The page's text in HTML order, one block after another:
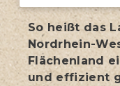
So heißt das
Nordrhein-
Flächenland
und effizient